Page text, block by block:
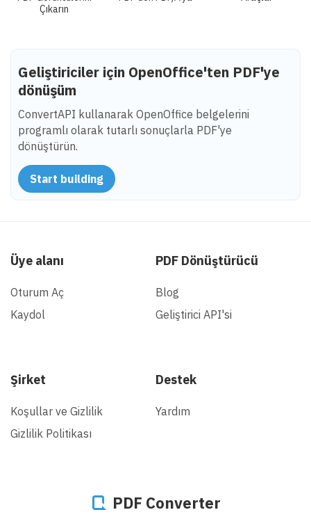
Çıkarın
Geliştiriciler için OpenOffice'ten PDF'ye
dönüşüm
ConvertAPI kullanarak OpenOffice belgelerini
programlı olarak tutarlı sonuçlarla PDF'ye
dönüştürün.
Start building
Üye alanı
Oturum Aç
Kaydol
PDF Dönüştürücü
Blog
Geliştirici API'si
Şirket
Koşullar ve Gizlilik
Gizlilik Politikası
Destek
Yardım
PDF Converter